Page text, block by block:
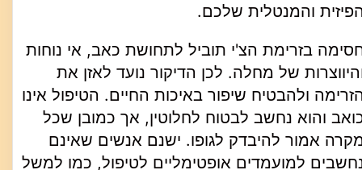
והמנטלית שלכם.
בזרימת הצ'י תוביל לתחושת כאב, אי נוחות
של מחלה. לכן הדיקור נועד לאזן את
ולהבטיח שיפור באיכות החיים. הטיפול אינו
והוא נחשב לבטוח לחלוטין, אך כמובן שכל
אמור להיבדק לגופו. ישנם אנשים שאינם
למועמדים אופטימליים לטיפול, כמו למשל